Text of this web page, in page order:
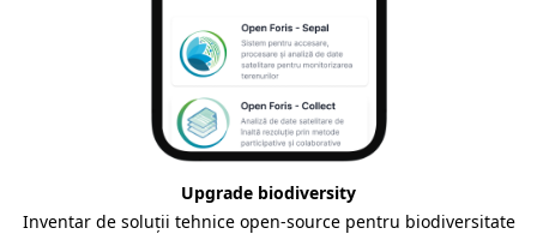
Upgrade biodiversity
Inventar de soluții tehnice open-source pentru biodiversitate